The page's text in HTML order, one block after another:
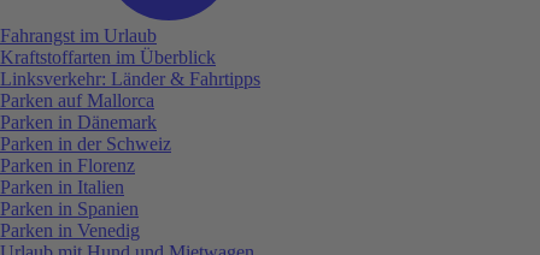
Fahrangst im Urlaub
Kraftstoffarten im Überblick
Linksverkehr: Länder & Fahrtipps
Parken auf Mallorca
Parken in Dänemark
Parken in der Schweiz
Parken in Florenz
Parken in Italien
Parken in Spanien
Parken in Venedig